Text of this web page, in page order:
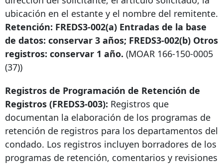
ubicación en el estante y el nombre del remitente.
Retención: FREDS3-002(a) Entradas de la base
de datos: conservar 3 años; FREDS3-002(b) Otros
registros: conservar 1 año. (MOAR 166-150-0005
(37))
Registros de Programación de Retención de
Registros (FREDS3-003): Registros que
documentan la elaboración de los programas de
retención de registros para los departamentos del
condado. Los registros incluyen borradores de los
programas de retención, comentarios y revisiones